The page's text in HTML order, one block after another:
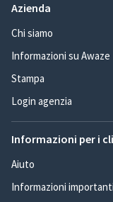
Azienda
Chi siamo
Informazioni su Awaze
Stampa
Login agenzia
Informazioni per i
Aiuto
Informazioni importanti